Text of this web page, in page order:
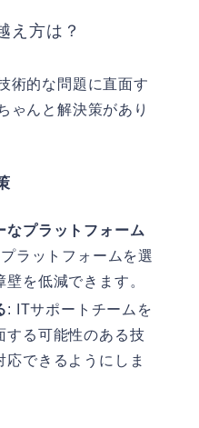
え方は？
術的な問題に直面す
ゃんと解決策があり
なプラットフォーム
ラットフォームを選
を低減できます。
: ITサポートチームを
する可能性のある技
できるようにしま